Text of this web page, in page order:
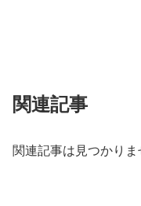
関連記事
関連記事は見つかりま